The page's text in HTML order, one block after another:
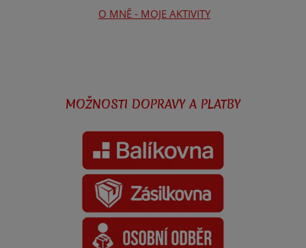
O MNĚ - MOJE AKTIVITY
MOŽNOSTI DOPRAVY A PLATBY